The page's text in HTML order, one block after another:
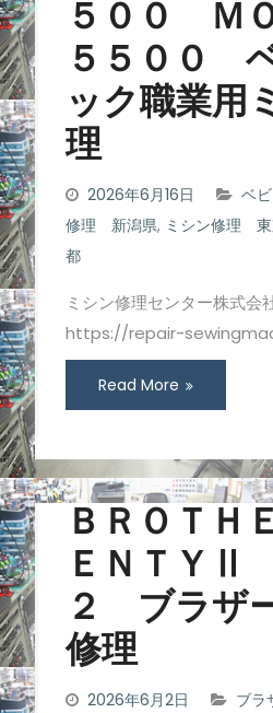
５００ Ｍ
５５００
ック職業用
理
2026年6月16日 ベ
修理 新潟県, ミシン修理
都
ミシン修理センター株式
https://repair-
Read More
ＢＲＯＴＨ
ＥＮＴＹⅡ
２ ブラザ
修理
2026年6月2日 ブラ